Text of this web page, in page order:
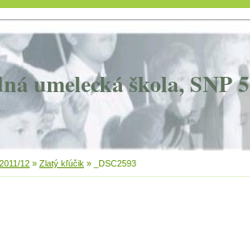
umelecká škola, SNP 5
12 » Zlatý kľúčik » _DSC2593